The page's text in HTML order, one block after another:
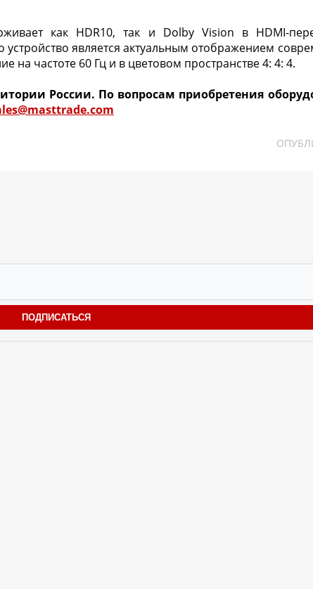
как HDR10, так и Dolby Vision в HDMI-
является актуальным отображением
частоте 60 Гц и в цветовом пространстве 4: 4: 4.
России. По вопросам приобретения
ПОДПИСАТЬСЯ